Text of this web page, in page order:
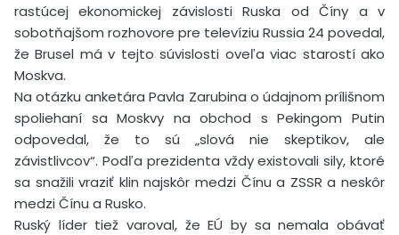
rastúcej ekonomickej závislosti Ruska od Číny a v
sobotňajšom rozhovore pre televíziu Russia 24 povedal,
že Brusel má v tejto súvislosti oveľa viac starostí ako
Moskva.
Na otázku anketára Pavla Zarubina o údajnom prílišnom
spoliehaní sa Moskvy na obchod s Pekingom Putin
odpovedal, že to sú „slová nie skeptikov, ale
závistlivcov“. Podľa prezidenta vždy existovali sily, ktoré
sa snažili vraziť klin najskôr medzi Čínu a ZSSR a neskôr
medzi Čínu a Rusko.
Ruský líder tiež varoval, že EÚ by sa nemala obávať